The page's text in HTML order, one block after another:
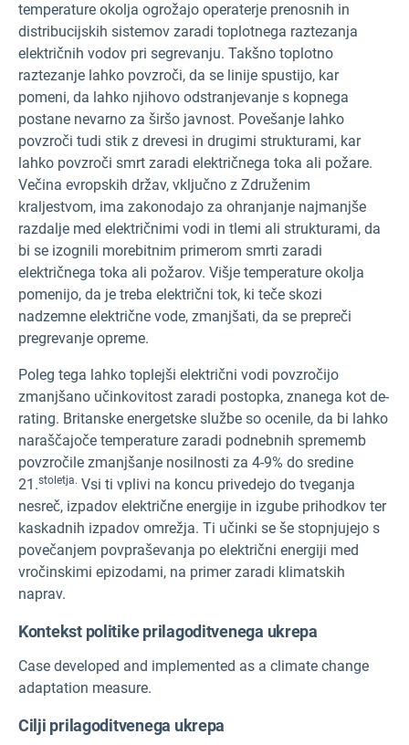
temperature okolja ogrožajo operaterje prenosnih in
distribucijskih sistemov zaradi toplotnega raztezanja
električnih vodov pri segrevanju. Takšno toplotno
raztezanje lahko povzroči, da se linije spustijo, kar
pomeni, da lahko njihovo odstranjevanje s kopnega
postane nevarno za širšo javnost. Povešanje lahko
povzroči tudi stik z drevesi in drugimi strukturami, kar
lahko povzroči smrt zaradi električnega toka ali požare.
Večina evropskih držav, vključno z Združenim
kraljestvom, ima zakonodajo za ohranjanje najmanjše
razdalje med električnimi vodi in tlemi ali strukturami, da
bi se izognili morebitnim primerom smrti zaradi
električnega toka ali požarov. Višje temperature okolja
pomenijo, da je treba električni tok, ki teče skozi
nadzemne električne vode, zmanjšati, da se prepreči
pregrevanje opreme.
Poleg tega lahko toplejši električni vodi povzročijo
zmanjšano učinkovitost zaradi postopka, znanega kot de-
rating. Britanske energetske službe so ocenile, da bi lahko
naraščajoče temperature zaradi podnebnih sprememb
povzročile zmanjšanje nosilnosti za 4-9% do sredine
21.stoletja. Vsi ti vplivi na koncu privedejo do tveganja
nesreč, izpadov električne energije in izgube prihodkov ter
kaskadnih izpadov omrežja. Ti učinki se še stopnjujejo s
povečanjem povpraševanja po električni energiji med
vročinskimi epizodami, na primer zaradi klimatskih
naprav.
Kontekst politike prilagoditvenega ukrepa
Case developed and implemented as a climate change
adaptation measure.
Cilji prilagoditvenega ukrepa